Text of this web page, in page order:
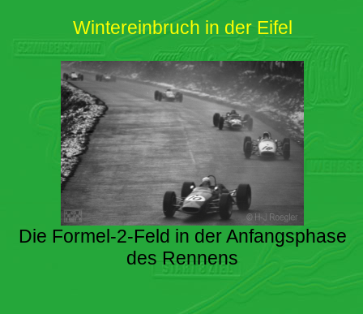
Wintereinbruch in der Eifel
Die Formel-2-Feld in der Anfangsphase
des Rennens